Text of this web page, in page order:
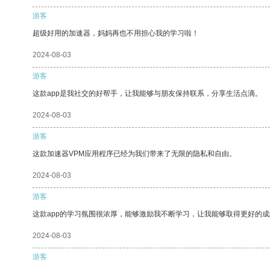
游客
超级好用的加速器，妈妈再也不用担心我的学习啦！
2024-08-03
游客
这款app是我社交的好帮手，让我能够与朋友保持联系，分享生活点滴。
2024-08-03
游客
这款加速器VPM应用程序已经为我们带来了无限的隐私和自由。
2024-08-03
游客
这款app的学习氛围很浓厚，能够激励我不断学习，让我能够取得更好的
2024-08-03
游客